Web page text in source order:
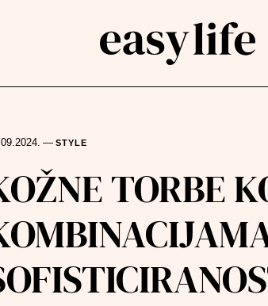
— STYLE
TORBE